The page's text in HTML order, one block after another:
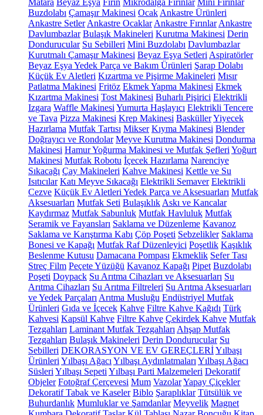
Matara Beyaz Eşya Fırın Mikrodalga Fırınlar Mini Fırınlar
Buzdolabı Çamaşır Makinesi Ocak Ankastre Ürünleri
Ankastre Setler Ankastre Ocaklar Ankastre Fırınlar Ankastre
Davlumbazlar Bulaşık Makineleri Kurutma Makinesi Derin
Dondurucular Su Sebilleri Mini Buzdolabı Davlumbazlar
Kurutmalı Çamaşır Makinesi Beyaz Eşya Setleri Aspiratörler
Beyaz Eşya Yedek Parça ve Bakım Ürünleri Şarap Dolabı
Küçük Ev Aletleri Kızartma ve Pişirme Makineleri Mısır
Patlatma Makinesi Fritöz Ekmek Yapma Makinesi Ekmek
Kızartma Makinesi Tost Makinesi Buharlı Pişirici Elektrikli
Izgara Waffle Makinesi Yumurta Haşlayıcı Elektrikli Tencere
ve Tava Pizza Makinesi Krep Makinesi BasküllerYiyecek
Hazırlama Mutfak Tartısı Mikser Kıyma Makinesi Blender
Doğrayıcı ve Rondolar Meyve Kurutma Makinesi Dondurma
Makinesi Hamur Yoğurma Makinesi ve Mutfak Şefleri Yoğurt
Makinesi Mutfak Robotu İçecek Hazırlama Narenciye
Sıkacağı Çay Makineleri Kahve Makinesi Kettle ve Su
Isıtıcılar Katı Meyve Sıkacağı Elektrikli Semaver Elektrikli
Cezve Küçük Ev Aletleri Yedek Parça ve Aksesuarları Mutfak
Aksesuarları Mutfak Seti Bulaşıklık Askı ve Kancalar
Kaydırmaz Mutfak Sabunluk Mutfak Havluluk Mutfak
Seramik ve Fayansları Saklama ve Düzenleme Kavanoz
Saklama ve Karıştırma Kabı Çöp Poşeti Sebzelikler Saklama
Bonesi ve Kapağı Mutfak Raf Düzenleyici Poşetlik Kaşıklık
Beslenme Kutusu Damacana Pompası Ekmeklik Sefer Tası
Streç Film Peçete Yüzüğü Kavanoz Kapağı Pipet Buzdolabı
Poşeti Doypack Su Arıtma Cihazları ve Aksesuarları Su
Arıtma Cihazları Su Arıtma Filtreleri Su Arıtma Aksesuarları
ve Yedek Parçaları Arıtma Musluğu Endüstriyel Mutfak
Ürünleri Gıda ve İçecek Kahve Filtre Kahve Kağıdı Türk
Kahvesi Kapsül Kahve Filtre Kahve Çekirdek Kahve Mutfak
Tezgahları Laminant Mutfak Tezgahları Ahşap Mutfak
Tezgahları Bulaşık Makineleri Derin Dondurucular Su
Sebilleri DEKORASYON VE EV GEREÇLERİYılbaşı
Ürünleri Yılbaşı Ağacı Yılbaşı Aydınlatmaları Yılbaşı Ağacı
Süsleri Yılbaşı Sepeti Yılbaşı Parti Malzemeleri Dekoratif
Objeler Fotoğraf Çerçevesi Mum VazolarYapay Çiçekler
Dekoratif Tabak ve Kaseler Biblo Şaraplıklar Tütsülük ve
Buhurdanlık Mumluklar ve Şamdanlar Meyvelik Magnet